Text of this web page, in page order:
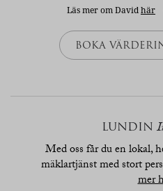
Läs mer om David här
BOKA
LUNDIN
Med oss får du en lokal,
mäklartjänst med stort
mer